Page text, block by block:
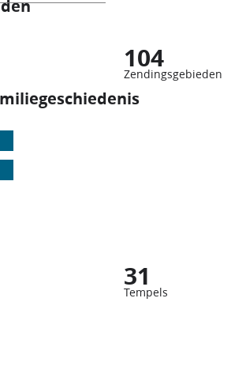
104
Zendingsgebieden
31
Tempels